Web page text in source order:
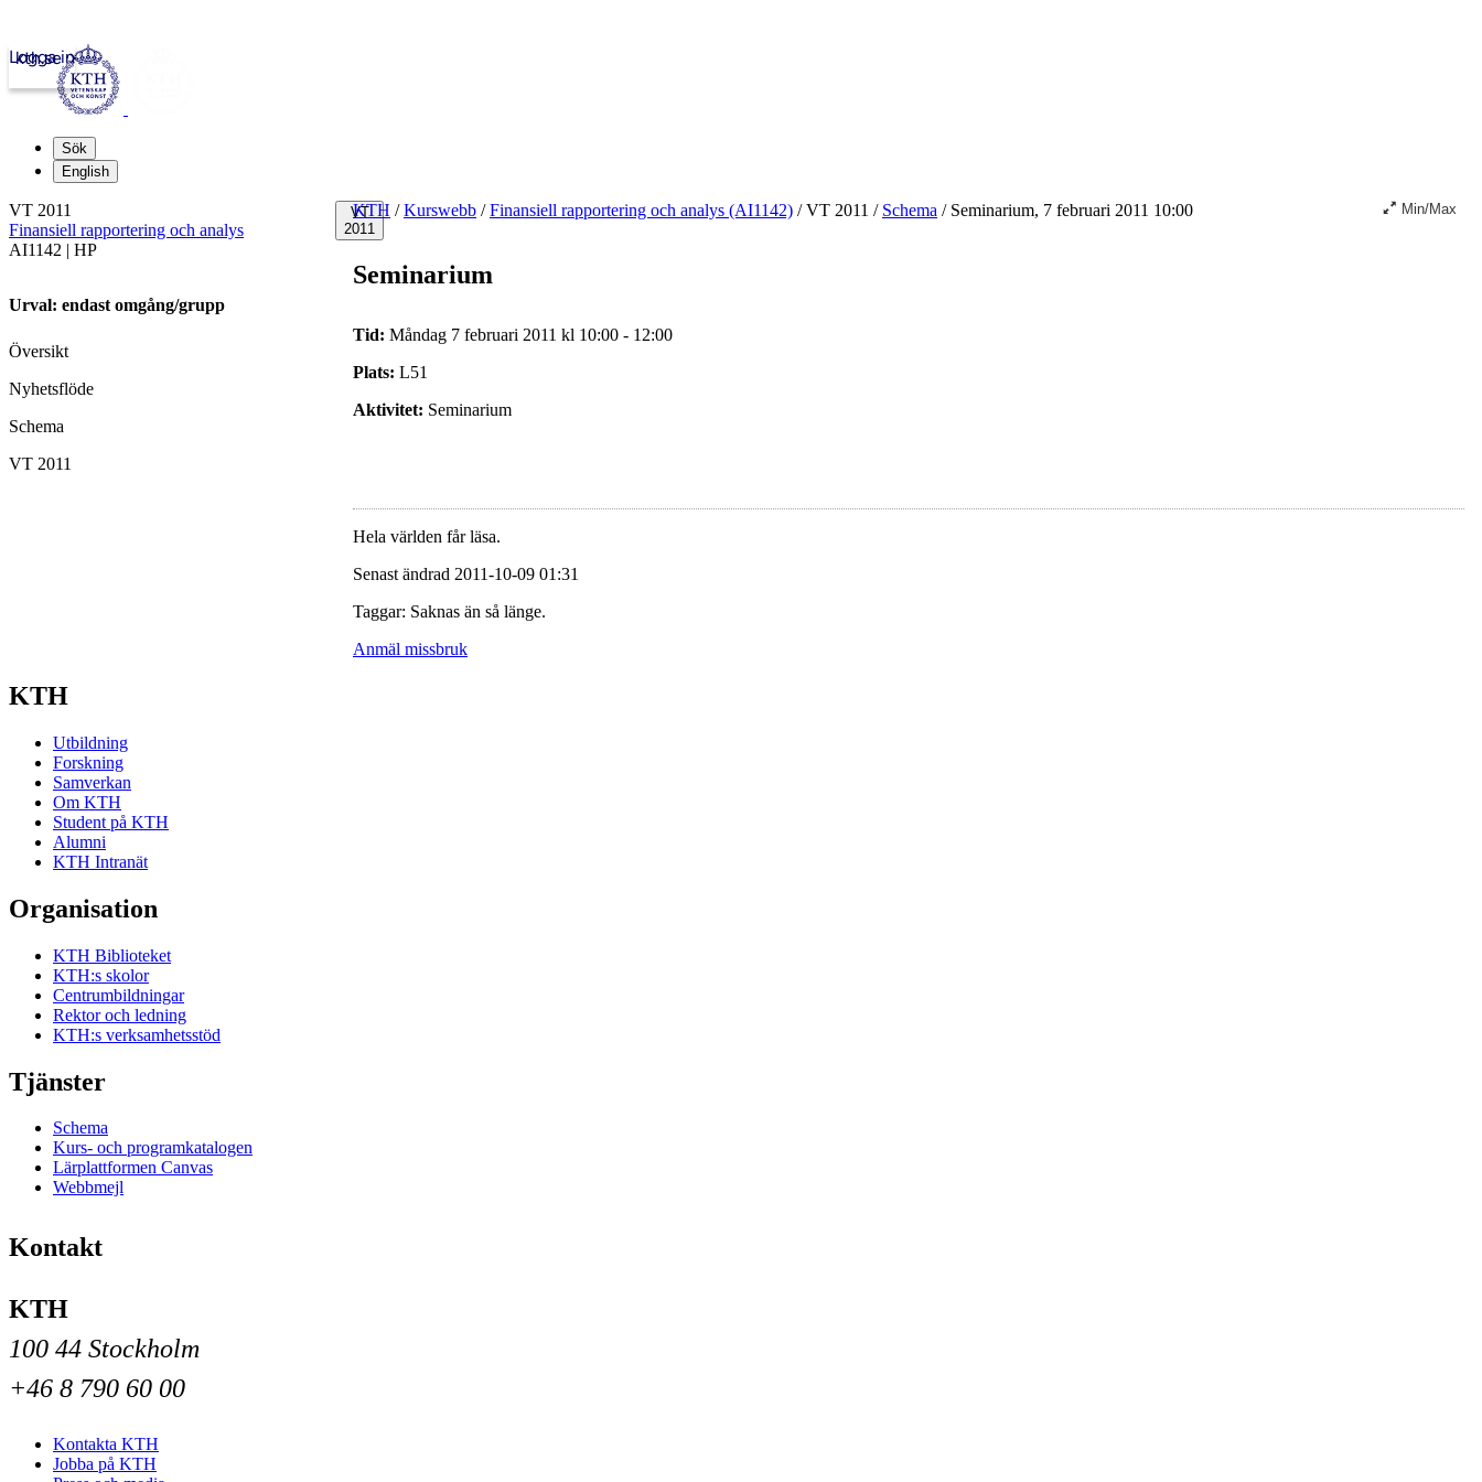
kth.se
Logga in
Sök
English
VT
2011
KTH / Kurswebb / Finansiell rapportering och analys (AI1142) /VT 2011 / Schema /Seminarium, 7 februari 2011 10:00 Min/Max
Seminarium
Tid: Måndag 7 februari 2011 kl 10:00 - 12:00
Plats: L51
Aktivitet: Seminarium
Hela världen får läsa.
Senast ändrad 2011-10-09 01:31
Taggar: Saknas än så länge.
Anmäl missbruk
VT 2011
Finansiell rapportering och analys
AI1142 | HP
Urval: endast omgång/grupp
Översikt
Nyhetsflöde
Schema
VT 2011
KTH
Utbildning
Forskning
Samverkan
Om KTH
Student på KTH
Alumni
KTH Intranät
Organisation
KTH Biblioteket
KTH:s skolor
Centrumbildningar
Rektor och ledning
KTH:s verksamhetsstöd
Tjänster
Schema
Kurs- och programkatalogen
Lärplattformen Canvas
Webbmejl
Kontakt
KTH
100 44 Stockholm
+46 8 790 60 00
Kontakta KTH
Jobba på KTH